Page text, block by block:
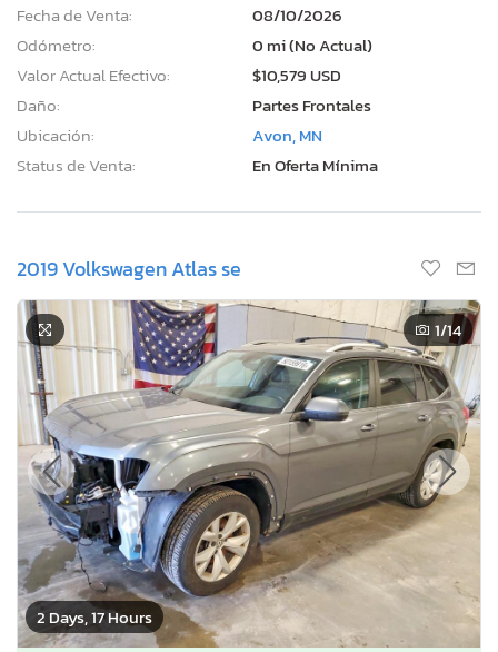
Fecha de Venta:
08/10/2026
Odómetro:
0 mi (No Actual)
Valor Actual Efectivo:
$10,579 USD
Daño:
Partes Frontales
Ubicación:
Avon, MN
Status de Venta:
En Oferta Mínima
2019 Volkswagen Atlas se
2 Days, 17 Hours
1/14